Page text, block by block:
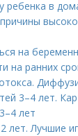
ребенка в
на
на ранних
3–4 лет.
лет
лет. Лучшие